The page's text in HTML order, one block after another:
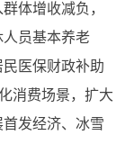
体增收减负，
员基本养老
医保财政补助
消费场景，扩大
发经济、冰雪